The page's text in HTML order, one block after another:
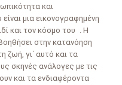
και
μια εικονογραφημένη
και τον κόσμο του . Η
στην κατανόηση
ζωή, γι΄ αυτό και τα
σκηνές ανάλογες με τις
και τα ενδιαφέροντα